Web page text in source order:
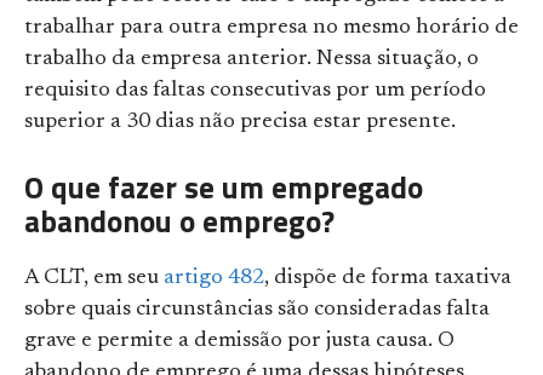
trabalhar para outra empresa no mesmo horário de
trabalho da empresa anterior. Nessa situação, o
requisito das faltas consecutivas por um período
superior a 30 dias não precisa estar presente.
O que fazer se um empregado
abandonou o emprego?
A CLT, em seu artigo 482, dispõe de forma taxativa
sobre quais circunstâncias são consideradas falta
grave e permite a demissão por justa causa. O